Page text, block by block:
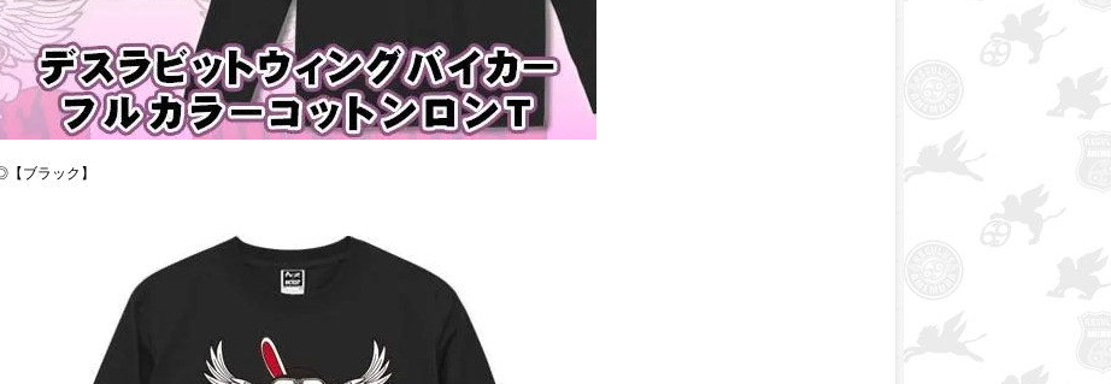
ブラック】